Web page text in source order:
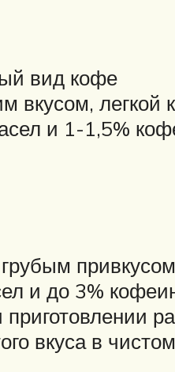
вид кофе
вкусом,
и 1-1,5%
грубым
и до 3%
приготовлении
вкуса в